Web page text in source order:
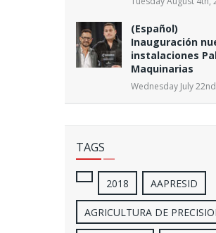
(Español)
Inauguración
instalaciones
Maquinarias
Wednesday July
TAGS
2018 AAPRESID
AGRICULTURA DE